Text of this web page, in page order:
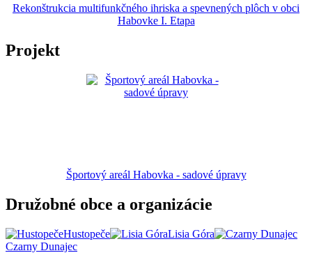
Rekonštrukcia multifunkčného ihriska a spevnených plôch v obci
Habovke I. Etapa
Projekt
Športový areál Habovka - sadové úpravy
Družobné obce a organizácie
Hustopeče
Lisia Góra
Czarny Dunajec